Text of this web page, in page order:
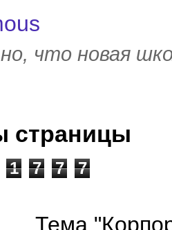
что новая
страницы
1 7 7 7
Тема